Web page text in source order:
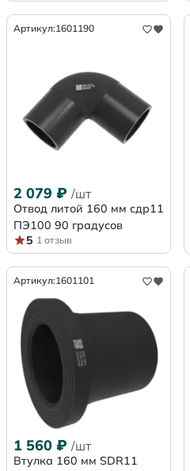
Артикул:1601190
2 079 ₽ /шт
Отвод литой 160 мм сдр11
ПЭ100 90 градусов
5 1 отзыв
Артикул:1601101
1 560 ₽ /шт
Втулка 160 мм SDR11